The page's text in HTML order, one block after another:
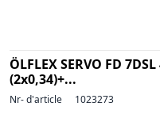
ÖLFLEX SERVO FD
(2x0,34)+...
Nr- d'article 1023273